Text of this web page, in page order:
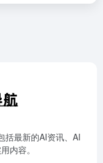
括最新的AI资讯、AI
内容。